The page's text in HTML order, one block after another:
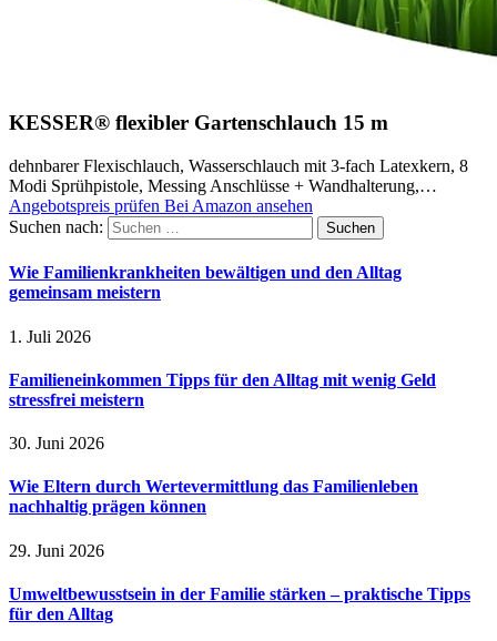
KESSER® flexibler Gartenschlauch 15 m
dehnbarer Flexischlauch, Wasserschlauch mit 3-fach Latexkern, 8
Modi Sprühpistole, Messing Anschlüsse + Wandhalterung,…
Angebotspreis prüfen Bei Amazon ansehen
Suchen nach:
Wie Familienkrankheiten bewältigen und den Alltag
gemeinsam meistern
1. Juli 2026
Familieneinkommen Tipps für den Alltag mit wenig Geld
stressfrei meistern
30. Juni 2026
Wie Eltern durch Wertevermittlung das Familienleben
nachhaltig prägen können
29. Juni 2026
Umweltbewusstsein in der Familie stärken – praktische Tipps
für den Alltag